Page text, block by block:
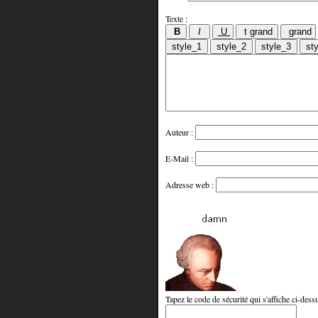
Texte :
Auteur :
E-Mail :
Adresse web :
Tapez le code de sécurité qui s'affiche ci-